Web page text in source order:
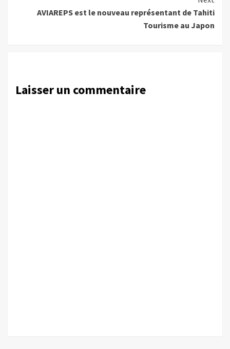
AVIAREPS est le nouveau représentant de Tahiti
Tourisme au Japon
Laisser un commentaire